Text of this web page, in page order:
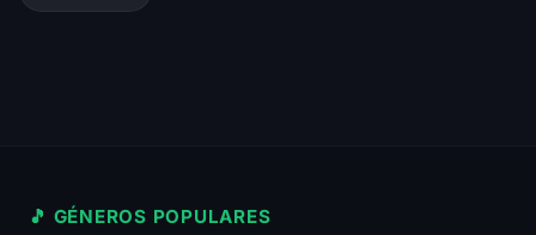
🎵 GÉNEROS POPULARES